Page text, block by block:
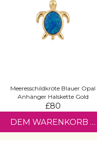
Meeresschildkröte Blauer Opal
Anhänger Halskette Gold
£80
DEM WARENKORB